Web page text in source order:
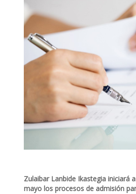
Zulaibar Lanbide Ikastegia iniciará
mayo los procesos de admisión